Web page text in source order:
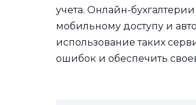
учета. Онлайн-
мобильному доступу и
использование таких
ошибок и обеспечить